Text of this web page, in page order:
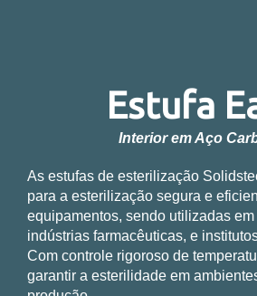
Estufa
Interior em Aço
As estufas de esterilização
para a esterilização segura e
equipamentos, sendo utilizadas
indústrias farmacêuticas, e
Com controle rigoroso de
garantir a esterilidade em